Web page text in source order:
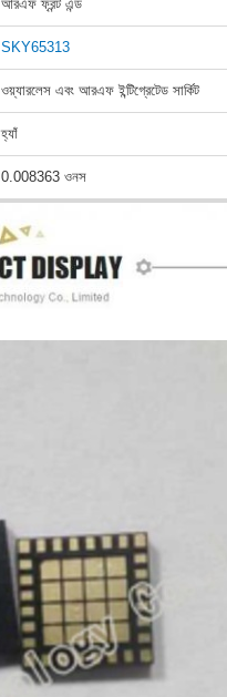
আরএফ ফ্রন্ট এন্ড
SKY65313
ওয়্যারলেস এবং আরএফ ইন্টিগ্রেটেড সার্কিট
হ্যাঁ
0.008363 ওনস